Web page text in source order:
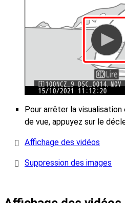
Pour arrêter la
de vue, appuyez sur le
Affichage des vidéos
Suppression des images